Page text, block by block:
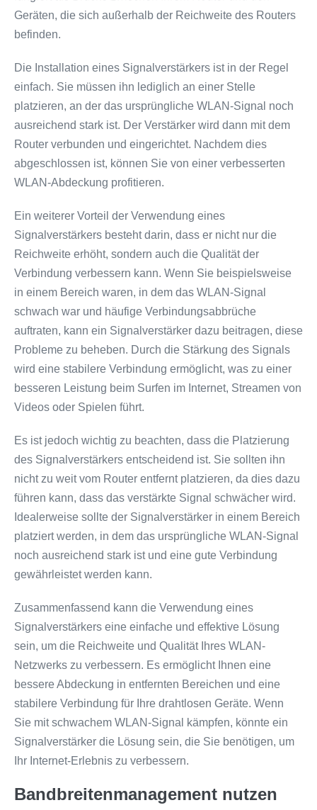
Geräten, die sich außerhalb der Reichweite des Routers
befinden.
Die Installation eines Signalverstärkers ist in der Regel
einfach. Sie müssen ihn lediglich an einer Stelle
platzieren, an der das ursprüngliche WLAN-Signal noch
ausreichend stark ist. Der Verstärker wird dann mit dem
Router verbunden und eingerichtet. Nachdem dies
abgeschlossen ist, können Sie von einer verbesserten
WLAN-Abdeckung profitieren.
Ein weiterer Vorteil der Verwendung eines
Signalverstärkers besteht darin, dass er nicht nur die
Reichweite erhöht, sondern auch die Qualität der
Verbindung verbessern kann. Wenn Sie beispielsweise
in einem Bereich waren, in dem das WLAN-Signal
schwach war und häufige Verbindungsabbrüche
auftraten, kann ein Signalverstärker dazu beitragen, diese
Probleme zu beheben. Durch die Stärkung des Signals
wird eine stabilere Verbindung ermöglicht, was zu einer
besseren Leistung beim Surfen im Internet, Streamen von
Videos oder Spielen führt.
Es ist jedoch wichtig zu beachten, dass die Platzierung
des Signalverstärkers entscheidend ist. Sie sollten ihn
nicht zu weit vom Router entfernt platzieren, da dies dazu
führen kann, dass das verstärkte Signal schwächer wird.
Idealerweise sollte der Signalverstärker in einem Bereich
platziert werden, in dem das ursprüngliche WLAN-Signal
noch ausreichend stark ist und eine gute Verbindung
gewährleistet werden kann.
Zusammenfassend kann die Verwendung eines
Signalverstärkers eine einfache und effektive Lösung
sein, um die Reichweite und Qualität Ihres WLAN-
Netzwerks zu verbessern. Es ermöglicht Ihnen eine
bessere Abdeckung in entfernten Bereichen und eine
stabilere Verbindung für Ihre drahtlosen Geräte. Wenn
Sie mit schwachem WLAN-Signal kämpfen, könnte ein
Signalverstärker die Lösung sein, die Sie benötigen, um
Ihr Internet-Erlebnis zu verbessern.
Bandbreitenmanagement nutzen